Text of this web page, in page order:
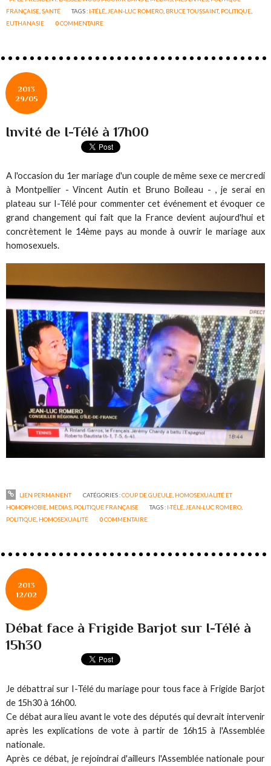
FRANÇAISE ,SANTÉ TAGS : I-TÉLÉ JEAN-LUC ROMERO BRUCE TOUSSAINT, POLITIQUE
EUTHANASIE
0COMMENTAIRE
2013
29/05
Invité de I-Télé à 17h00
A l'occasion du 1er mariage d'un couple de même sexe ce mercredi
à Montpellier - Vincent Autin et Bruno Boileau - , je serai en
plateau sur I-Télé pour commenter cet événement et évoquer ce
grand changement qui fait que la France devient aujourd'hui et
concrètement le 14ème pays au monde à ouvrir le mariage aux
homosexuels.
LIEN PERMANENT CATÉGORIES :COUP DE GUEULE, HOMOSEXUALITÉ ET
HOMOPHOBIE MEDIAS POLITIQUE FRANÇAISE TAGS : I-TÉLÉ JEAN-LUC ROMERO
POLITIQUE HOMOSEXUALITÉ 0COMMENTAIRE
2013
12/02
Débat face à Frigide Barjot sur I-Télé à
15h30
Je débattrai sur I-Télé du mariage pour tous face à Frigide Barjot
de 15h30 à 16h00.
Ce débat aura lieu avant le vote des députés qui devrait intervenir
après les explications de vote à partir de 16h15 à l'Assemblée
nationale.
Après ce débat, je rejoindrai d'ailleurs l'Assemblée nationale pour